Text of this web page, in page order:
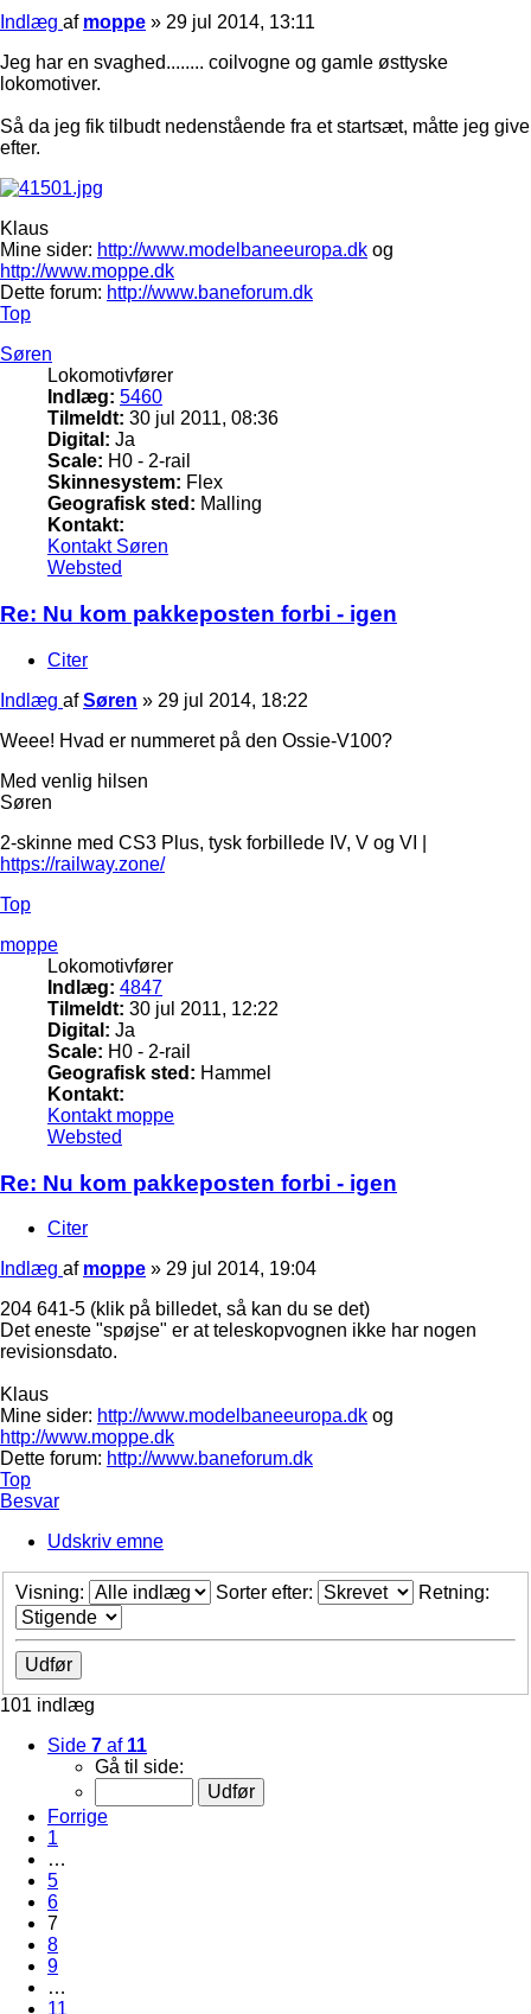
Indlæg af moppe » 29 jul 2014, 13:11
Jeg har en svaghed........ coilvogne og gamle østtyske
lokomotiver.
Så da jeg fik tilbudt nedenstående fra et startsæt, måtte jeg give
efter.
Klaus
Mine sider: http://www.modelbaneeuropa.dk og
http://www.moppe.dk
Dette forum: http://www.baneforum.dk
Top
Søren
Lokomotivfører
Indlæg: 5460
Tilmeldt: 30 jul 2011, 08:36
Digital: Ja
Scale: H0 - 2-rail
Skinnesystem: Flex
Geografisk sted: Malling
Kontakt:
Kontakt Søren
Websted
Re: Nu kom pakkeposten forbi - igen
Citer
Indlæg afSøren » 29 jul 2014, 18:22
Weee! Hvad er nummeret på den Ossie-V100?
Med venlig hilsen
Søren
2-skinne med CS3 Plus, tysk forbillede IV, V og VI |
https://railway.zone/
Top
moppe
Lokomotivfører
Indlæg: 4847
Tilmeldt: 30 jul 2011, 12:22
Digital: Ja
Scale: H0 - 2-rail
Geografisk sted: Hammel
Kontakt:
Kontakt moppe
Websted
Re: Nu kom pakkeposten forbi - igen
Citer
Indlæg af moppe » 29 jul 2014, 19:04
204 641-5 (klik på billedet, så kan du se det)
Det eneste "spøjse" er at teleskopvognen ikke har nogen
revisionsdato.
Klaus
Mine sider: http://www.modelbaneeuropa.dk og
http://www.moppe.dk
Dette forum: http://www.baneforum.dk
Top
Besvar
Udskriv emne
Visning: Sorter efter: Retning:
101 indlæg
Side 7 af 11
Gå til side:
Forrige
1
…
5
6
7
8
9
…
11